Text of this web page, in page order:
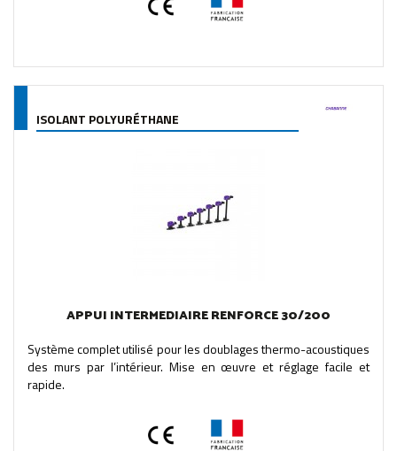
ISOLANT POLYURÉTHANE
APPUI INTERMEDIAIRE RENFORCE 30/200
Système complet utilisé pour les doublages thermo-acoustiques
des murs par l’intérieur. Mise en œuvre et réglage facile et
rapide.